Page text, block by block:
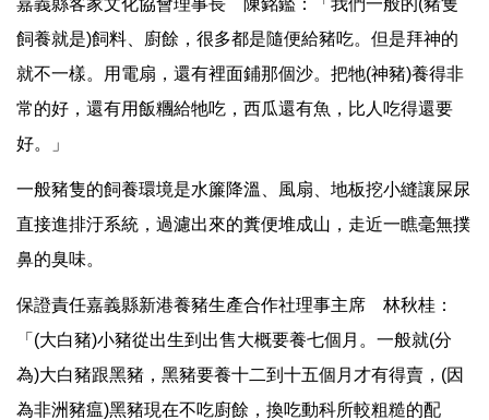
飼養就是)飼料、廚餘，很多都是隨便給豬吃。但是拜神的
就不一樣。用電扇，還有裡面鋪那個沙。把牠(神豬)養得非
常的好，還有用飯糰給牠吃，西瓜還有魚，比人吃得還要
好。」
一般豬隻的飼養環境是水簾降溫、風扇、地板挖小縫讓屎尿
直接進排汙系統，過濾出來的糞便堆成山，走近一瞧毫無撲
鼻的臭味。
保證責任嘉義縣新港養豬生產合作社理事主席 林秋桂：
「(大白豬)小豬從出生到出售大概要養七個月。一般就(分
為)大白豬跟黑豬，黑豬要養十二到十五個月才有得賣，(因
為非洲豬瘟)黑豬現在不吃廚餘，換吃動科所較粗糙的配